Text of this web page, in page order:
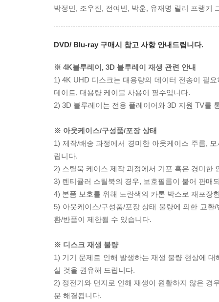
박정민, 조우진, 전여빈, 박훈, 유재명 릴리 프랭키
DVD/ Blu-ray 구매시 참고 사항 안내드립니다.
※ 4K블루레이, 3D 블루레이 재생 관련 안내
1) 4K UHD 디스크는 대용량의 데이터 전송이 필
데이트, 대용량 케이블 사용이 필수입니다.
2) 3D 블루레이는 전용 플레이어와 3D 지원 TV를
※ 아웃케이스/구성품/포장 상태
1) 제작/배송 과정에서 경미한 아웃케이스 주름,
립니다.
2) 스틸북 케이스 제작 과정에서 기포 혹은 경미한
3) 렌티큘러 스틸북의 경우, 보호필름이 붙어 판매
4) 본품 보호를 위해 노란색의 카톤 박스로 재포장
5) 아웃케이스/구성품/포장 상태 불량에 의한 교
환/반품이 제한될 수 있습니다.
※ 디스크 재생 불량
1) 기기 문제로 인해 발생하는 재생 불량 현상에
실 것을 권유해 드립니다.
2) 정전기와 먼지로 인해 재생이 원활하지 않은 경
분 해결됩니다.